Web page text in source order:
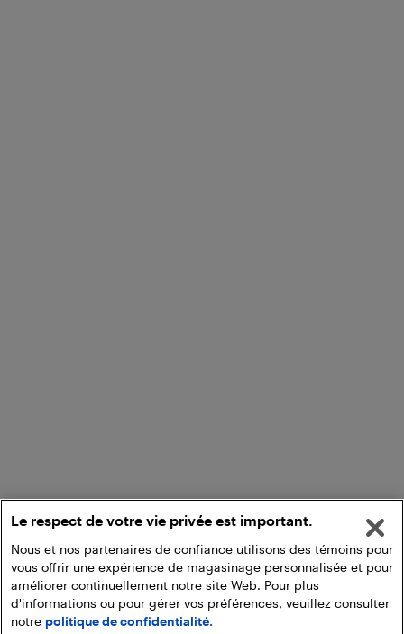
Ajouter au panier
Le respect de votre vie privée est important.
Nous et nos partenaires de confiance utilisons des témoins pour
vous offrir une expérience de magasinage personnalisée et pour
améliorer continuellement notre site Web. Pour plus
d'informations ou pour gérer vos préférences, veuillez consulter
notre politique de confidentialité.